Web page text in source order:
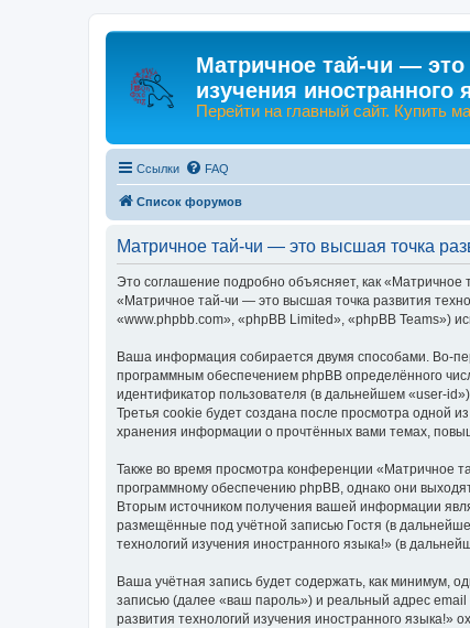
Матричное тай-чи — это
изучения иностранного
Перейти на главный сайт. Купить
Ссылки FAQ
Список форумов
Матричное тай-чи — это высшая точка
Это соглашение подробно объясняет, как
«Матричное тай-чи — это высшая точка развития
«www.phpbb.com», «phpBB Limited», «phpBB Teams»)
Ваша информация собирается двумя способами. Во-
программным обеспечением phpBB определённого
идентификатор пользователя (в дальнейшем «user-
Третья cookie будет создана после просмотра одной
хранения информации о прочтённых вами темах,
Также во время просмотра конференции «Матричное
программному обеспечению phpBB, однако они
Вторым источником получения вашей информации
размещённые под учётной записью Гостя (в
технологий изучения иностранного языка!» (в
Ваша учётная запись будет содержать, как минимум,
записью (далее «ваш пароль») и реальный адрес
развития технологий изучения иностранного